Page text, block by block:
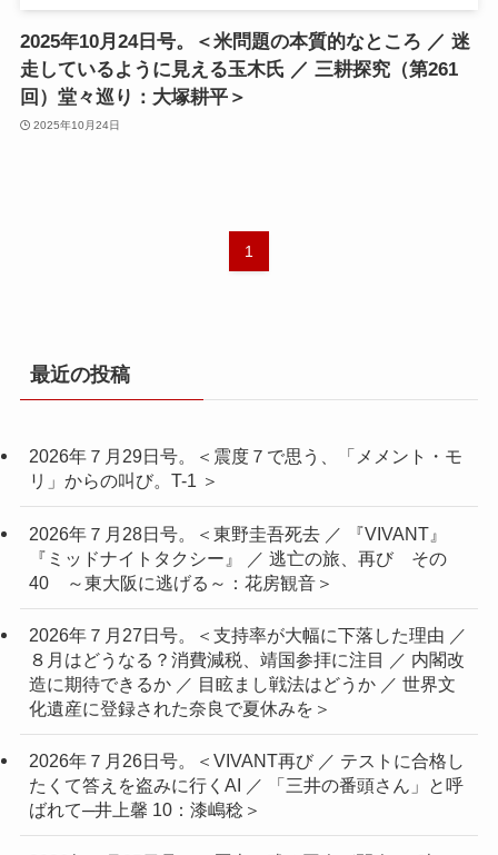
2025年10月24日号。＜米問題の本質的なところ ／ 迷
走しているように見える玉木氏 ／ 三耕探究（第261
回）堂々巡り：大塚耕平＞
2025年10月24日
1
最近の投稿
2026年７月29日号。＜震度７で思う、「メメント・モ
リ」からの叫び。T-1 ＞
2026年７月28日号。＜東野圭吾死去 ／ 『VIVANT』
『ミッドナイトタクシー』 ／ 逃亡の旅、再び その
40 ～東大阪に逃げる～：花房観音＞
2026年７月27日号。＜支持率が大幅に下落した理由 ／
８月はどうなる？消費減税、靖国参拝に注目 ／ 内閣改
造に期待できるか ／ 目眩まし戦法はどうか ／ 世界文
化遺産に登録された奈良で夏休みを＞
2026年７月26日号。＜VIVANT再び ／ テストに合格し
たくて答えを盗みに行くAI ／ 「三井の番頭さん」と呼
ばれて─井上馨 10：漆嶋稔＞